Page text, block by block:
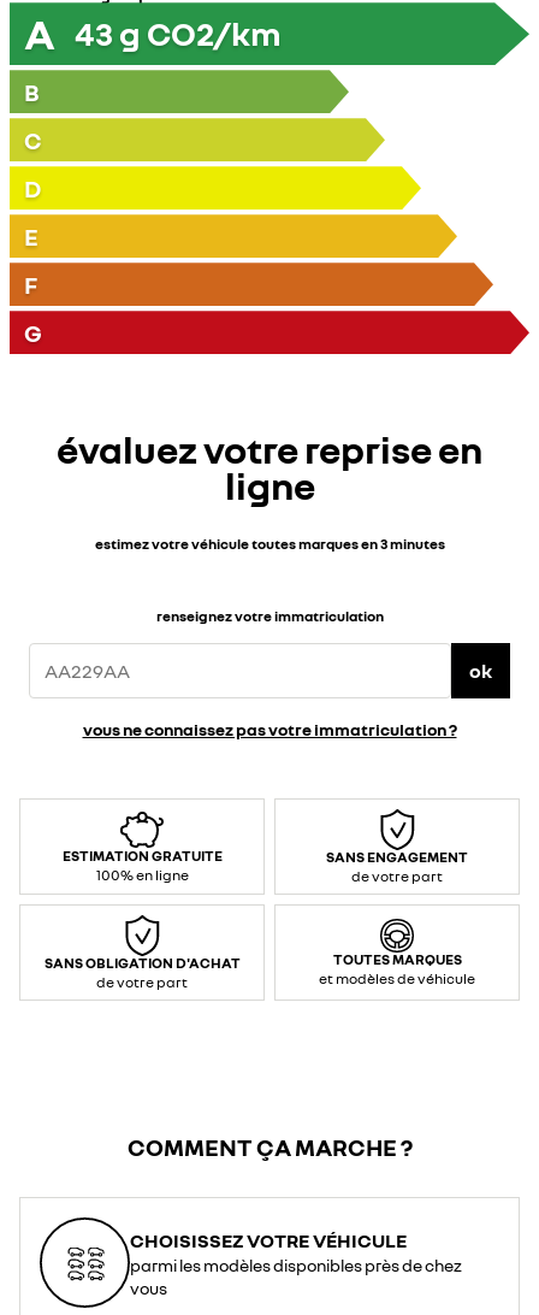
A 43 g CO2/km
B
C
D
E
F
G
évaluez votre reprise en
ligne
estimez votre véhicule toutes marques en 3 minutes
renseignez votre immatriculation
ok
vous ne connaissez pas votre immatriculation ?
ESTIMATION GRATUITE
100% en ligne
SANS ENGAGEMENT
de votre part
SANS OBLIGATION D'ACHAT
de votre part
TOUTES MARQUES
et modèles de véhicule
COMMENT ÇA MARCHE ?
CHOISISSEZ VOTRE VÉHICULE
parmi les modèles disponibles près de chez
vous